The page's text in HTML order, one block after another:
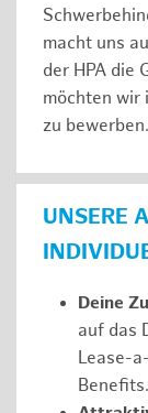
macht uns
der HPA die
möchten wir
zu bewerben.
UNSERE
Deine
auf das
Lease-
Benefits.